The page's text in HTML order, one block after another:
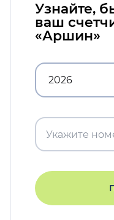
Узнайте,
ваш
«Аршин»